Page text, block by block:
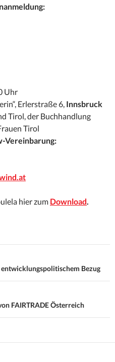
Uhr
Erlerstraße 6, Innsbruck
Tirol, der Buchhandlung
Tirol
Vereinbarung:
hier zum Download.
Bezug
FAIRTRADE Österreich